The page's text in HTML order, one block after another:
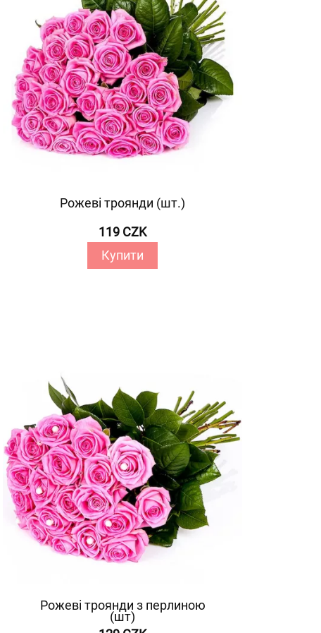
Рожеві троянди (шт.)
119 CZK
Купити
Рожеві троянди з перлиною
(шт)